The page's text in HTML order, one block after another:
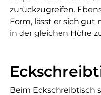
zurückzugreifen.
Form, lässt er sich
in der gleichen Höhe
Beim Eckschreibtisch